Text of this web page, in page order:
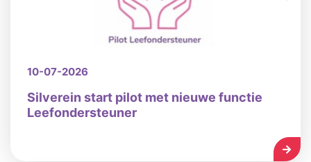
10-07-2026
Silverein start pilot met nieuwe functie
Leefondersteuner